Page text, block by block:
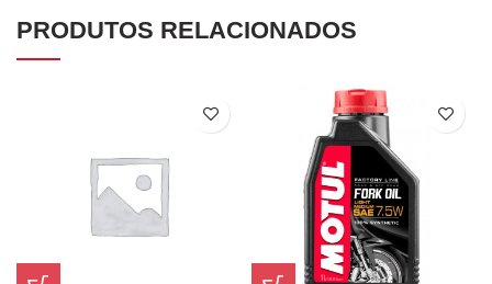
PRODUTOS RELACIONADOS